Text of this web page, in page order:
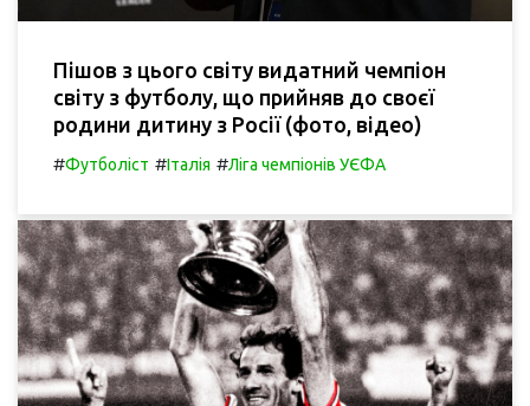
Пішов з цього світу видатний чемпіон
світу з футболу, що прийняв до своєї
родини дитину з Росії (фото, відео)
#Футболіст #Італія #Ліга чемпіонів УЄФА